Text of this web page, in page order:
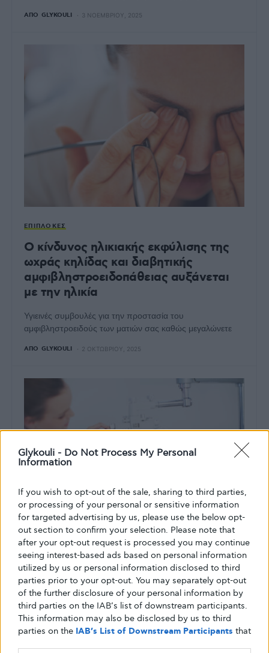
Glykouli - Do Not Process My Personal
Information
If you wish to opt-out of the sale, sharing to third parties,
or processing of your personal or sensitive information
for targeted advertising by us, please use the below opt-
out section to confirm your selection. Please note that
after your opt-out request is processed you may continue
seeing interest-based ads based on personal information
utilized by us or personal information disclosed to third
parties prior to your opt-out. You may separately opt-out
of the further disclosure of your personal information by
third parties on the IAB’s list of downstream participants.
This information may also be disclosed by us to third
parties on the IAB’s List of Downstream Participants that
ΑΠΌ GLYKOULI 3 ΝΟΕΜΒΡΊΟΥ, 2025
ΕΠΙΠΛΟΚΈΣ
Ο κίνδυνος ηλικιακής εκφύλισης της
ωχράς κηλίδας και διαβητικής
αμφιβληστροειδοπάθειας αυξάνεται
με την ηλικία
Υγιεινές συμβουλές για την προστασία του
αμφιβληστροειδούς των ματιών σας καθώς μεγαλώνετε
ΑΠΌ GLYKOULI 2 ΟΚΤΩΒΡΊΟΥ, 2025
ΕΠΙΠΛΟΚΈΣ
Πειραματικό φάρμακο μπορεί να
βοηθήσει στη θεραπεία της
αμφιβληστροειδοπάθειας
Το χαμηλό σάκχαρο στο αίμα συμβάλλει στην οφθαλμική
βλάβη και την απώλεια όρασης στη διαβητική